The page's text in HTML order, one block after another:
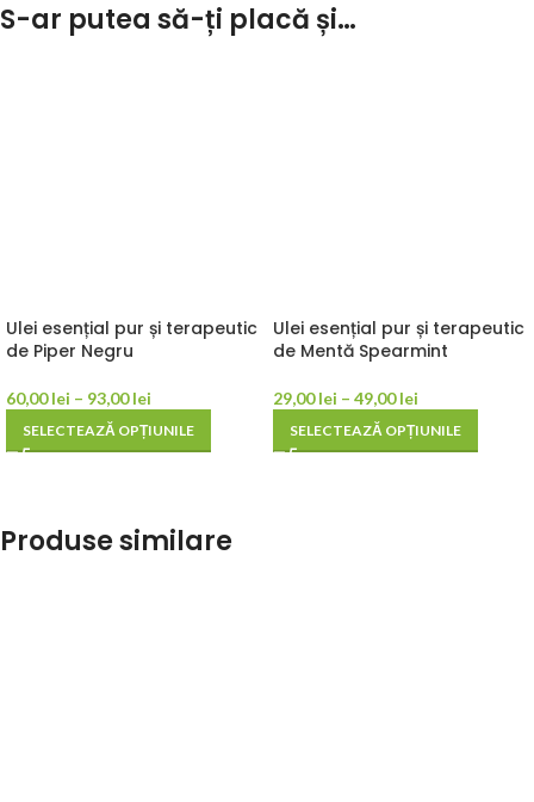
S-ar putea să-ți placă și…
Ulei esențial pur și terapeutic
de Piper Negru
60,00lei – 93,00lei
SELECTEAZĂ OPȚIUNILE
Ulei esențial pur și terapeutic
de Mentă Spearmint
29,00lei – 49,00lei
SELECTEAZĂ OPȚIUNILE
Produse similare